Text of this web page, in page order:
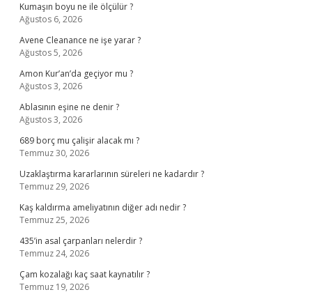
Kumaşın boyu ne ile ölçülür ?
Ağustos 6, 2026
Avene Cleanance ne işe yarar ?
Ağustos 5, 2026
Amon Kur’an’da geçiyor mu ?
Ağustos 3, 2026
Ablasının eşine ne denir ?
Ağustos 3, 2026
689 borç mu çalişir alacak mı ?
Temmuz 30, 2026
Uzaklaştırma kararlarının süreleri ne kadardır ?
Temmuz 29, 2026
Kaş kaldırma ameliyatının diğer adı nedir ?
Temmuz 25, 2026
435’in asal çarpanları nelerdir ?
Temmuz 24, 2026
Çam kozalağı kaç saat kaynatılır ?
Temmuz 19, 2026